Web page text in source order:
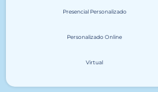
Presencial Personalizado
Personalizado Online
Virtual